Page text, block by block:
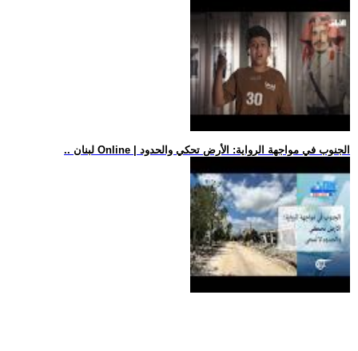
.. لبنان Online | الجنوب في مواجهة الرواية: الأرض تحكي والحدود